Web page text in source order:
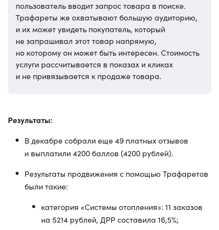
пользователь вводит запрос товара в поиске.
Трафареты же охватывают большую аудиторию,
и их может увидеть покупатель, который
не запрашивал этот товар напрямую,
но которому он может быть интересен. Стоимость
услуги рассчитывается в показах и кликах
и не привязывается к продаже товара.
Результаты:
В декабре собрали еще 49 платных отзывов
и выплатили 4200 баллов (4200 рублей).
Результаты продвижения с помощью Трафаретов
были такие:
категория «Системы отопления»: 11 заказов
на 5214 рублей, ДРР составила 16,5%;